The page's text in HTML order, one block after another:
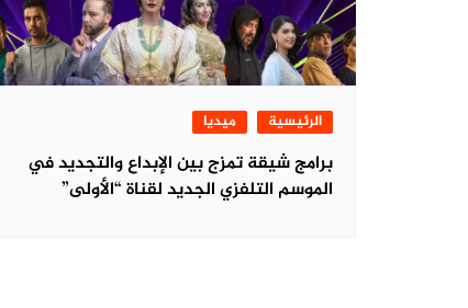
الرئيسية ميديا
برامج شيقة تمزج بين الإبداع والتجديد في
الموسم التلفزي الجديد لقناة “الأولى”